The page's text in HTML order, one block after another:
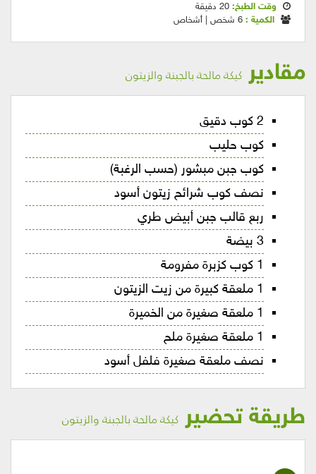
وقت الطبخ: 20 دقيقة
الكمية : 6 شخص | أشخاص
مقادير كيكة مالحة بالجبنة والزيتون
2 كوب دقيق
كوب حليب
كوب جبن مبشور (حسب الرغبة)
نصف كوب شرائح زيتون أسود
ربع قالب جبن أبيض طري
3 بيضة
1 كوب كزبرة مفرومة
1 ملعقة كبيرة من زيت الزيتون
1 ملعقة صغيرة من الخميرة
1 ملعقة صغيرة ملح
نصف ملعقة صغيرة فلفل أسود
طريقة تحضير كيكة مالحة بالجبنة والزيتون